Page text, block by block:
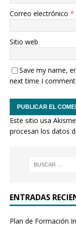
Correo electrónico *
Sitio web
Save my name,
next time I comment.
Este sitio usa
procesan los datos
ENTRADAS
Plan de Formación